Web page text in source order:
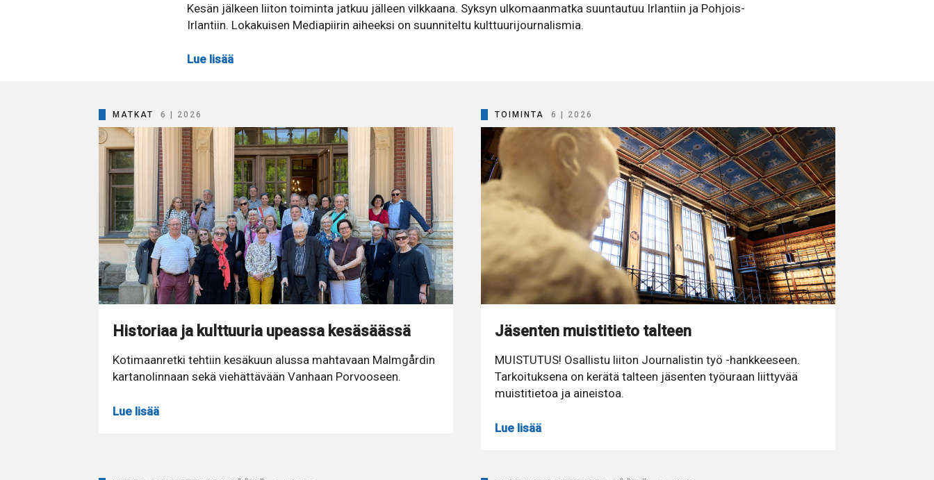
Kesän jälkeen liiton toiminta jatkuu jälleen vilkkaana. Syksyn ulkomaanmatka suuntautuu Irlantiin ja Pohjois-
Irlantiin. Lokakuisen Mediapiirin aiheeksi on suunniteltu kulttuurijournalismia.
Lue lisää
MATKAT 6 | 2026
Historiaa ja kulttuuria upeassa kesäsäässä
Kotimaanretki tehtiin kesäkuun alussa mahtavaan Malmgårdin
kartanolinnaan sekä viehättävään Vanhaan Porvooseen.
Lue lisää
TOIMINTA 6 | 2026
Jäsenten muistitieto talteen
MUISTUTUS! Osallistu liiton Journalistin työ -hankkeeseen.
Tarkoituksena on kerätä talteen jäsenten työuraan liittyvää
muistitietoa ja aineistoa.
Lue lisää